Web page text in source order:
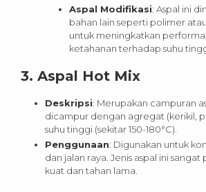
Aspal Modifikasi: Aspal ini
bahan lain seperti polimer
untuk meningkatkan performa,
ketahanan terhadap suhu
3. Aspal Hot Mix
Deskripsi: Merupakan campuran
dicampur dengan agregat (kerikil,
suhu tinggi (sekitar 150-180°C).
Penggunaan: Digunakan untuk
dan jalan raya. Jenis aspal ini
kuat dan tahan lama.